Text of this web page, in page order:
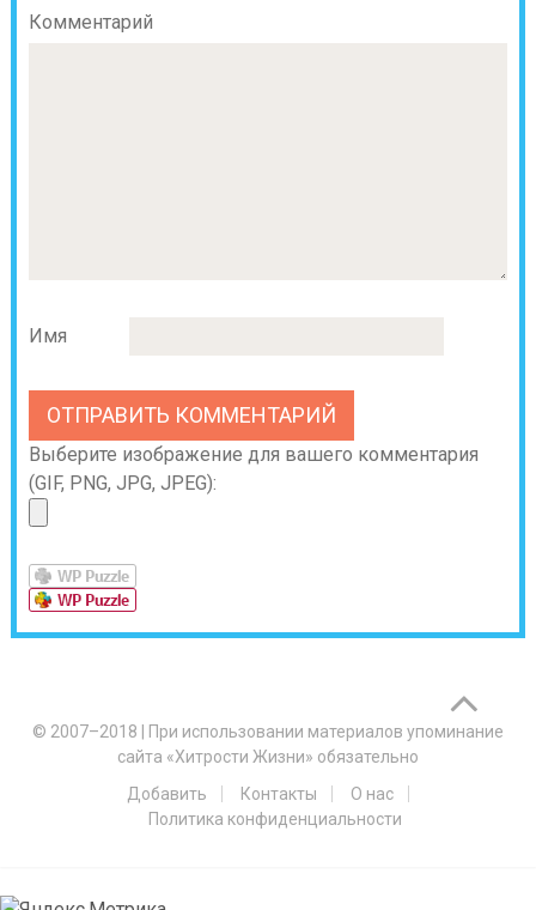
Комментарий
Имя
Выберите изображение для вашего комментария
(GIF, PNG, JPG, JPEG):
© 2007–2018
При использовании материалов упоминание
сайта «Хитрости Жизни» обязательно
Добавить
Контакты
О нас
Политика конфиденциальности